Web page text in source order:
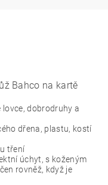
Bahco na kartě
lovce, dobrodruhy a
dřena, plastu, kostí
tření
úchyt, s koženým
rovněž, když je